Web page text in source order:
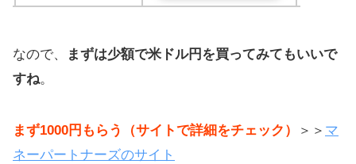
なので、
まずは少額で米ドル円を買ってみてもいいで
すね。
まず1000円もらう（サイトで詳細をチェック） ＞＞ マ
ネーパートナーズのサイト